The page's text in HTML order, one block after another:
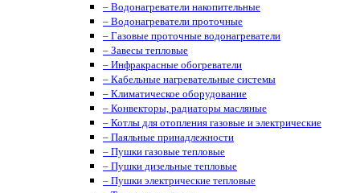
– Водонагреватели накопительные
– Водонагреватели проточные
– Газовые проточные водонагреватели
– Завесы тепловые
– Инфракрасные обогреватели
– Кабельные нагревательные системы
– Климатическое оборудование
– Конвекторы, радиаторы масляные
– Котлы для отопления газовые и электрические
– Паяльные принадлежности
– Пушки газовые тепловые
– Пушки дизельные тепловые
– Пушки электрические тепловые